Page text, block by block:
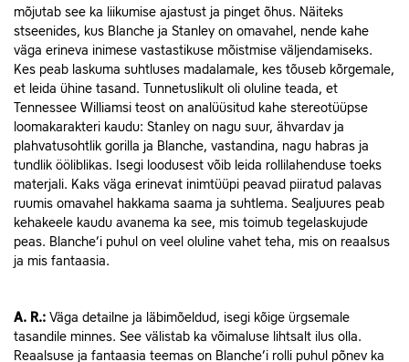
mõjutab see ka liikumise ajastust ja pinget õhus. Näiteks
stseenides, kus Blan­che ja Stanley on omavahel, nende kahe
väga erineva inimese vastastikuse mõistmise väljendamiseks.
Kes peab laskuma suhtluses madalamale, kes tõuseb kõrgemale,
et leida ühine tasand. Tunnetuslikult oli oluline teada, et
Tennessee Williamsi teost on analüüsitud kahe stereotüüpse
loomakarakteri kaudu: Stanley on nagu suur, ähvardav ja
plahvatusohtlik gorilla ja Blan­che, vastandina, nagu habras ja
tundlik ööliblikas. Isegi loodusest võib leida rollilahenduse toeks
materjali. Kaks väga erinevat inimtüüpi peavad piiratud palavas
ruumis omavahel hakkama saama ja suhtlema. Sealjuures peab
kehakeele kaudu avanema ka see, mis toimub tegelaskujude
peas. Blanche’i puhul on veel oluline vahet teha, mis on reaalsus
ja mis fantaasia.
A. R.: Väga detailne ja läbimõeldud, isegi kõige ürgsemale
tasandile minnes. See välistab ka võimaluse lihtsalt ilus olla.
Reaalsuse ja fantaasia teemas on Blanche’i rolli puhul põnev ka